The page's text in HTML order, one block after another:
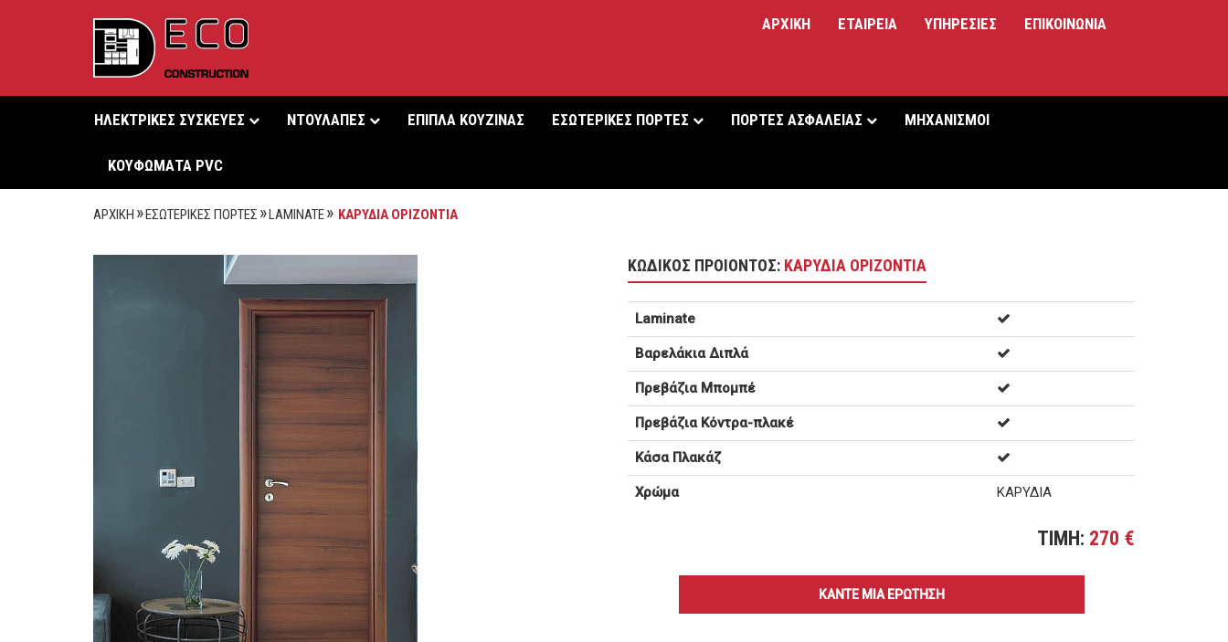
ΑΡΧΙΚΗ ΕΤΑΙΡΕΙΑ ΥΠΗΡΕΣIΕΣ ΕΠΙΚΟΙΝΩΝΙΑ
HΛΕΚΤΡΙΚΕΣ ΣΥΣΚΕΥΕΣ ΝΤΟΥΛΑΠΕΣ ΕΠΙΠΛΑ ΚΟΥΖΙΝΑΣ ΕΣΩΤΕΡΙΚΕΣ ΠΟΡΤΕΣ ΠΟΡΤΕΣ ΑΣΦΑΛΕΙΑΣ ΜΗΧΑΝΙΣΜΟΙ
ΚΟΥΦΩΜΑΤΑ PVC
ΑΡΧΙΚΗ ΕΣΩΤΕΡΙΚΕΣ ΠΟΡΤΕΣ LAMINATE ΚΑΡΥΔΙΑ ΟΡΙΖΟΝΤΙΑ
ΚΩΔΙΚΟΣ ΠΡΟΙΟΝΤΟΣ: ΚΑΡΥΔΙΑ ΟΡΙΖΟΝΤΙΑ
Laminate
Βαρελάκια Διπλά
Πρεβάζια Μπομπέ
Πρεβάζια Κόντρα-πλακέ
Κάσα Πλακάζ
Χρώμα ΚΑΡΥΔΙΑ
TIMH: 270 €
ΚΑΝΤΕ ΜΙΑ ΕΡΩΤΗΣΗ